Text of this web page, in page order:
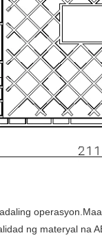
ng materyal na